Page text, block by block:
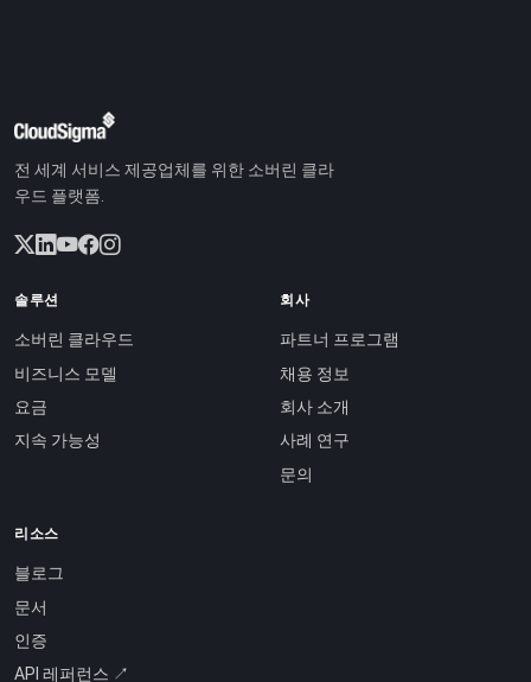
전 세계 서비스 제공업체를 위한 소버린 클라
우드 플랫폼.
솔루션
소버린 클라우드
비즈니스 모델
요금
지속 가능성
회사
파트너 프로그램
채용 정보
회사 소개
사례 연구
문의
리소스
블로그
문서
인증
API 레퍼런스 ↗